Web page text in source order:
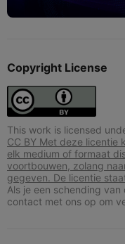
Copyright License
This work is licensed
CC BY Met deze licentie
elk medium of formaat
voortbouwen, zolang
gegeven. De licentie
Als je een schending
contact met ons op om